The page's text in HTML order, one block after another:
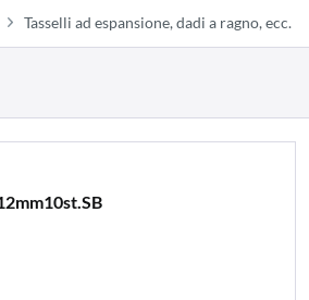
Tasselli ad espansione, dadi a ragno, ecc.